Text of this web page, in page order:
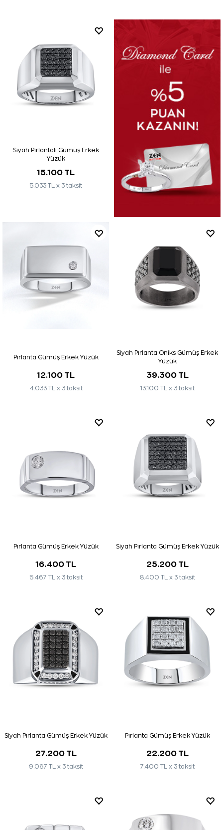
Siyah Pırlantalı Gümüş Erkek
Yüzük
15.100 TL
5.033 TL x 3 taksit
Pırlanta Gümüş Erkek Yüzük
12.100 TL
4.033 TL x 3 taksit
Siyah Pırlanta Oniks Gümüş Erkek
Yüzük
39.300 TL
13.100 TL x 3 taksit
Pırlanta Gümüş Erkek Yüzük
16.400 TL
5.467 TL x 3 taksit
Siyah Pırlanta Gümüş Erkek Yüzük
25.200 TL
8.400 TL x 3 taksit
Siyah Pırlanta Gümüş Erkek Yüzük
27.200 TL
9.067 TL x 3 taksit
Pırlanta Gümüş Erkek Yüzük
22.200 TL
7.400 TL x 3 taksit